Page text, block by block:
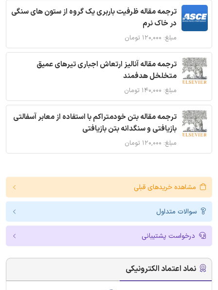
ترجمه مقاله ظرفیت باربری یک گروه از ستون های سنگی
در خاک نرم
مبلغ: ۱۲۰,۰۰۰ تومان
ترجمه مقاله آنالیز ارتعاش اجباری تیرهای عمیق
متخلخل هدفمند
مبلغ: ۱۴۰,۰۰۰ تومان
ترجمه مقاله بتن خودمتراکم با استفاده از معابر آسفالتی
بازیافتی و سنگدانه بتن بازیافتی
مبلغ: ۱۲۰,۰۰۰ تومان
مشاهده خریدهای قبلی
سوالات متداول
درخواست پشتیبانی
نماد اعتماد الکترونیکی